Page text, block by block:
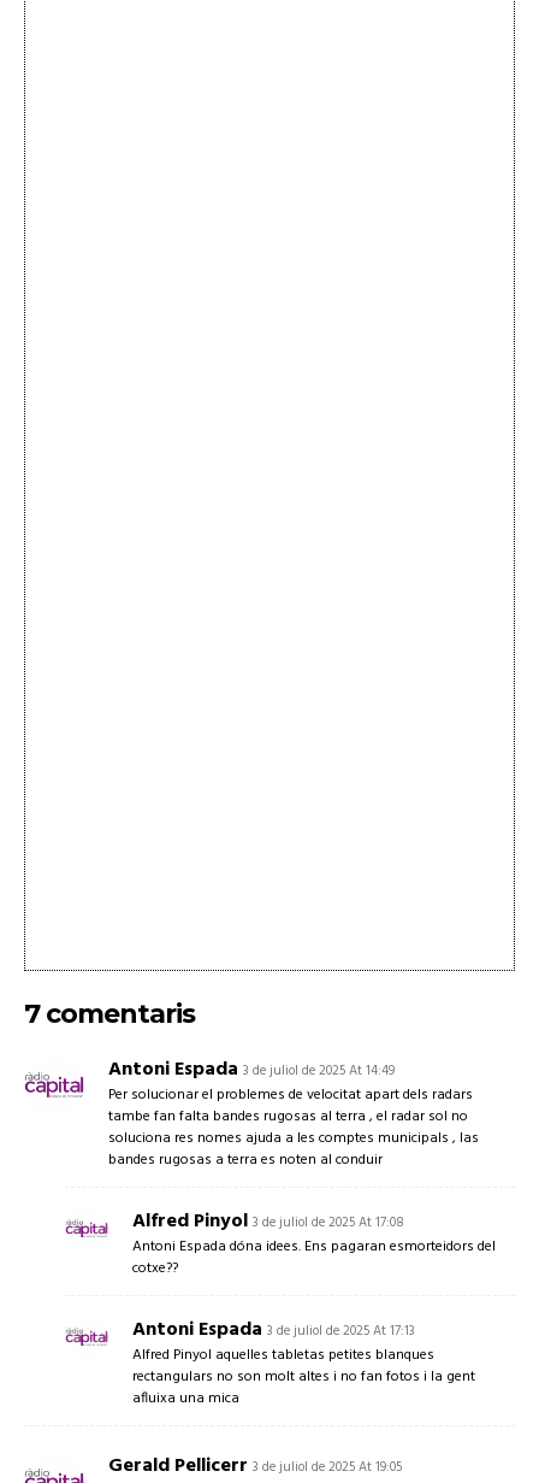
7 comentaris
Antoni Espada 3 de juliol de 2025 At 14:49
Per solucionar el problemes de velocitat apart dels radars
tambe fan falta bandes rugosas al terra , el radar sol no
soluciona res nomes ajuda a les comptes municipals , las
bandes rugosas a terra es noten al conduir
Alfred Pinyol 3 de juliol de 2025 At 17:08
Antoni Espada dóna idees. Ens pagaran esmorteidors del
cotxe??
Antoni Espada 3 de juliol de 2025 At 17:13
Alfred Pinyol aquelles tabletas petites blanques
rectangulars no son molt altes i no fan fotos i la gent
afluixa una mica
Gerald Pellicerr 3 de juliol de 2025 At 19:05